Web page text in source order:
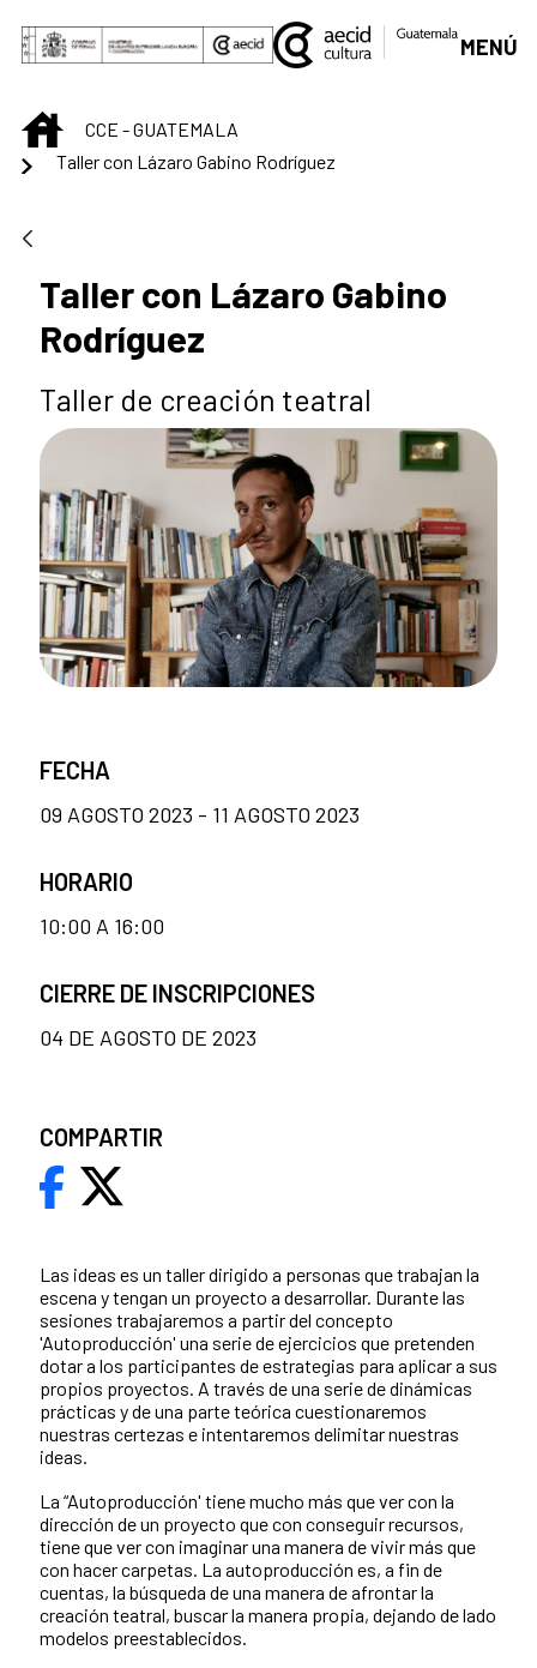
Saltar al contenido principal
MENÚ
INICIOCCE - GUATEMALA
Taller con Lázaro Gabino Rodríguez
Taller con Lázaro Gabino
Rodríguez
Taller de creación teatral
Las ideas es un taller dirigido a personas que trabajan la
escena y tengan un proyecto a desarrollar. Durante las
sesiones trabajaremos a partir del concepto
'Autoproducción' una serie de ejercicios que pretenden
dotar a los participantes de estrategias para aplicar a sus
propios proyectos. A través de una serie de dinámicas
prácticas y de una parte teórica cuestionaremos
nuestras certezas e intentaremos delimitar nuestras
ideas.
La “Autoproducción' tiene mucho más que ver con la
dirección de un proyecto que con conseguir recursos,
tiene que ver con imaginar una manera de vivir más que
con hacer carpetas. La autoproducción es, a fin de
cuentas, la búsqueda de una manera de afrontar la
creación teatral, buscar la manera propia, dejando de lado
modelos preestablecidos.
FECHA
09 AGOSTO 2023 - 11 AGOSTO 2023
HORARIO
10:00 A 16:00
CIERRE DE INSCRIPCIONES
04 DE AGOSTO DE 2023
COMPARTIR